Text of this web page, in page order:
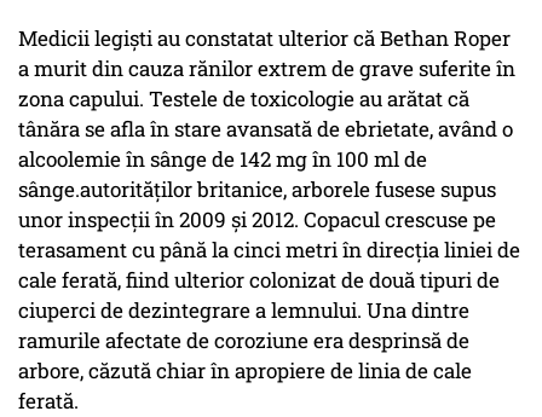
Medicii legiști au constatat ulterior că Bethan Roper
a murit din cauza rănilor extrem de grave suferite în
zona capului. Testele de toxicologie au arătat că
tânăra se afla în stare avansată de ebrietate, având o
alcoolemie în sânge de 142 mg în 100 ml de
sânge.autorităților britanice, arborele fusese supus
unor inspecţii în 2009 şi 2012. Copacul crescuse pe
terasament cu până la cinci metri în direcţia liniei de
cale ferată, fiind ulterior colonizat de două tipuri de
ciuperci de dezintegrare a lemnului. Una dintre
ramurile afectate de coroziune era desprinsă de
arbore, căzută chiar în apropiere de linia de cale
ferată.